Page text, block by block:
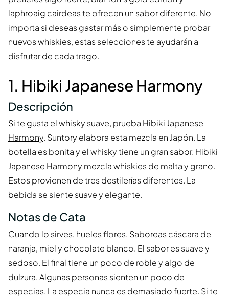
laphroaig cairdeas te ofrecen un sabor diferente. No
importa si deseas gastar más o simplemente probar
nuevos whiskies, estas selecciones te ayudarán a
disfrutar de cada trago.
1. Hibiki Japanese Harmony
Descripción
Si te gusta el whisky suave, prueba Hibiki Japanese
Harmony. Suntory elabora esta mezcla en Japón. La
botella es bonita y el whisky tiene un gran sabor. Hibiki
Japanese Harmony mezcla whiskies de malta y grano.
Estos provienen de tres destilerías diferentes. La
bebida se siente suave y elegante.
Notas de Cata
Cuando lo sirves, hueles flores. Saboreas cáscara de
naranja, miel y chocolate blanco. El sabor es suave y
sedoso. El final tiene un poco de roble y algo de
dulzura. Algunas personas sienten un poco de
especias. La especia nunca es demasiado fuerte. Si te